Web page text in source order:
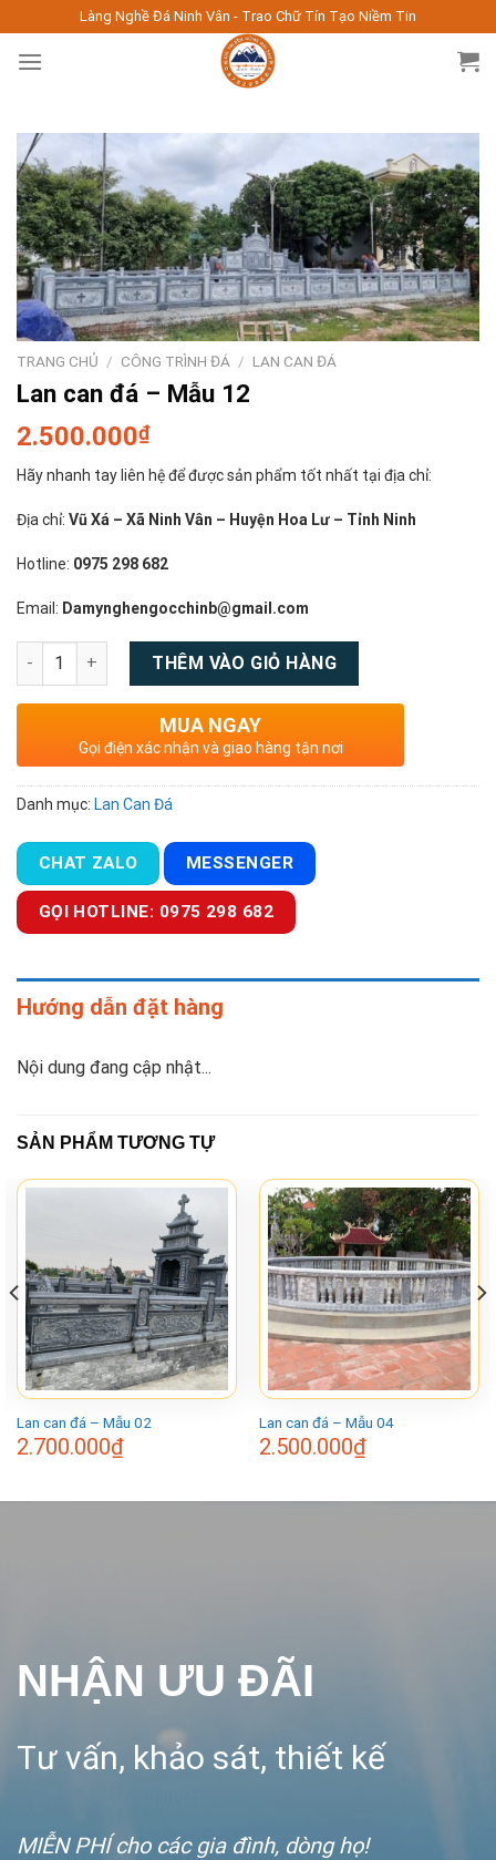
to
content
Làng Nghề Đá Ninh Vân - Trao Chữ Tín Tạo Niềm Tin
TRANG CHỦ / CÔNG TRÌNH ĐÁ / LAN CAN ĐÁ
Lan can đá – Mẫu 12
2.500.000₫
Hãy nhanh tay liên hệ để được sản phẩm tốt nhất tại địa chỉ:
Địa chỉ: Vũ Xá – Xã Ninh Vân – Huyện Hoa Lư – Tỉnh Ninh
Hotline: 0975 298 682
Email: Damynghengocchinb@gmail.com
Số lượng THÊM VÀO GIỎ HÀNG
MUA NGAY
Gọi điện xác nhận và giao hàng tận nơi
Danh mục: Lan Can Đá
CHAT ZALO MESSENGER
GỌI HOTLINE: 0975 298 682
Hướng dẫn đặt hàng
Nội dung đang cập nhật...
SẢN PHẨM TƯƠNG TỰ
Lan can đá – Mẫu 02
2.700.000₫
Lan can đá – Mẫu 04
2.500.000₫
NHẬN ƯU ĐÃI
Tư vấn, khảo sát, thiết kế
MIỄN PHÍ cho các gia đình, dòng họ!